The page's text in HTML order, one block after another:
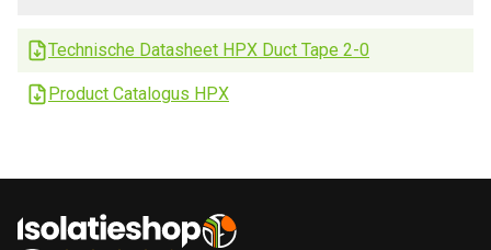
Technische Datasheet HPX Duct Tape 2-0
Product Catalogus HPX